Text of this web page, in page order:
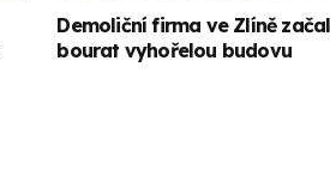
Demoliční firma ve Zlíně
bourat vyhořelou budovu